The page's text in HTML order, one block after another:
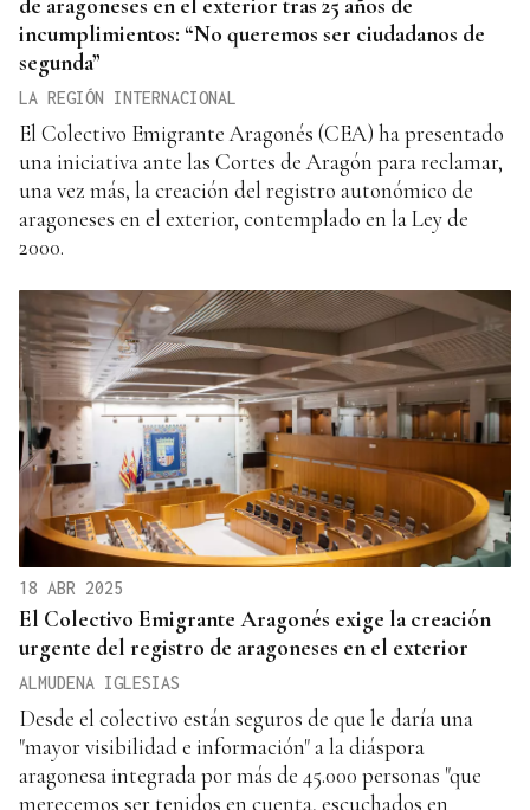
de aragoneses en el exterior tras 25 años de
incumplimientos: “No queremos ser ciudadanos de
segunda”
LA REGIÓN INTERNACIONAL
El Colectivo Emigrante Aragonés (CEA) ha presentado
una iniciativa ante las Cortes de Aragón para reclamar,
una vez más, la creación del registro autonómico de
aragoneses en el exterior, contemplado en la Ley de
2000.
18 ABR 2025
El Colectivo Emigrante Aragonés exige la creación
urgente del registro de aragoneses en el exterior
ALMUDENA IGLESIAS
Desde el colectivo están seguros de que le daría una
"mayor visibilidad e información" a la diáspora
aragonesa integrada por más de 45.000 personas "que
merecemos ser tenidos en cuenta, escuchados en